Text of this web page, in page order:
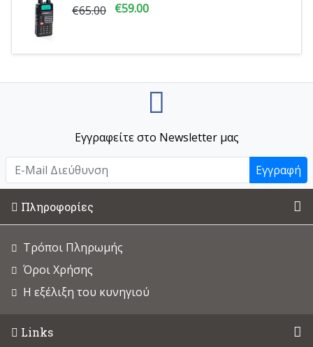
€65.00 €59.00
Εγγραφείτε στο Newsletter μας
Εγγραφή
Πληροφορίες
Τρόποι Πληρωμής
Όροι Χρήσης
Η εξέλιξη του κυνηγιού
Links